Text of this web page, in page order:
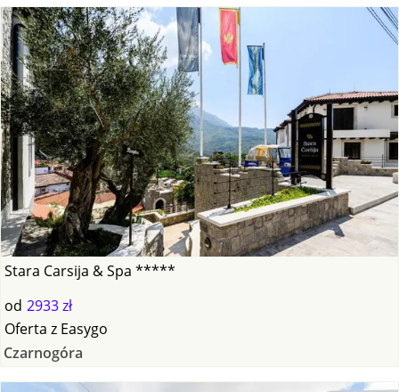
Stara Carsija & Spa *****
od 2933 zł
Oferta z Easygo
Czarnogóra